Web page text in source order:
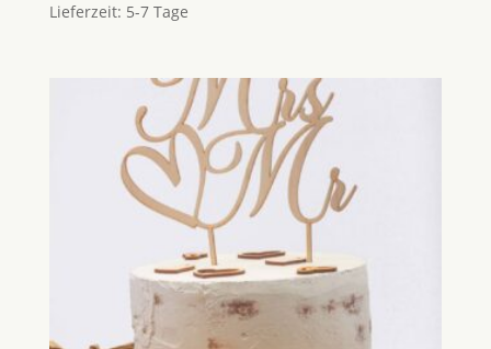
Lieferzeit: 5-7 Tage